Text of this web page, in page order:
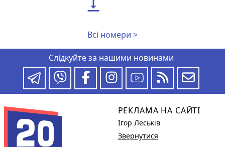

Всі номери >
Слідкуйте за нашими новинами
РЕКЛАМА НА САЙТІ
Ігор Леськів
Звернутися